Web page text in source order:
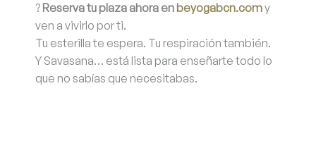
? Reserva tu plaza ahora en beyogabcn.comy
ven a vivirlo por ti.
Tu esterilla te espera. Tu respiración también.
Y Savasana… está lista para enseñarte todo lo
que no sabías que necesitabas.